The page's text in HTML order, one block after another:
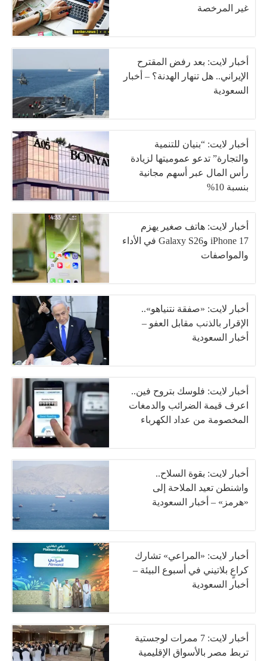
غير المرخصة
أخبار لايت: بعد رفض المقترح
الإيراني.. هل تنهار الهدنة؟ – أخبار
السعودية
أخبار لايت: “بنيان للتنمية
والتجارة” تدعو عموميتها لزيادة
رأس المال عبر أسهم مجانية
بنسبة 10%
أخبار لايت: هاتف صغير يهزم
iPhone 17 وGalaxy S26 في الأداء
والمواصفات
أخبار لايت: «صفقة نتنياهو»..
الإقرار بالذنب مقابل العفو –
أخبار السعودية
أخبار لايت: فلوسك بتروح فين..
اعرف قيمة الضرائب والدمغات
المخصومة من عداد الكهرباء
أخبار لايت: بقوة السلاح..
واشنطن تعيد الملاحة إلى
«هرمز» – أخبار السعودية
أخبار لايت: «المراعي» تشارك
كراعٍ بلاتيني في أسبوع البيئة –
أخبار السعودية
أخبار لايت: 7 ممرات لوجستية
تربط مصر بالأسواق الإقليمية